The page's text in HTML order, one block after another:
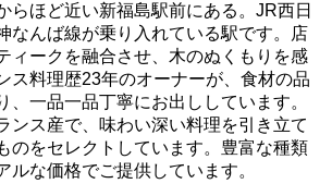
らほど近い新福島駅前にある。JR西日
なんば線が乗り入れている駅です。店
ィークを融合させ、木のぬくもりを感
ス料理歴23年のオーナーが、食材の品
、一品一品丁寧にお出ししています。
ンス産で、味わい深い料理を引き立て
のをセレクトしています。豊富な種類
ルな価格でご提供しています。